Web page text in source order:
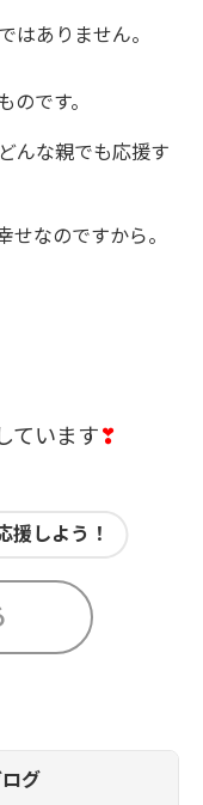
はありません。
です。
んな親でも応援す
なのですから。
ています❣
援しよう！
グ